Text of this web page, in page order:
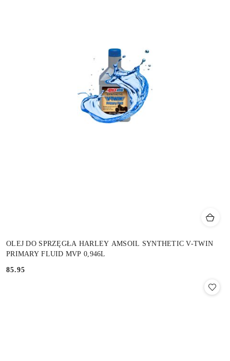
OLEJ DO SPRZĘGŁA HARLEY AMSOIL SYNTHETIC V-TWIN
PRIMARY FLUID MVP 0,946L
Cena:
85.95